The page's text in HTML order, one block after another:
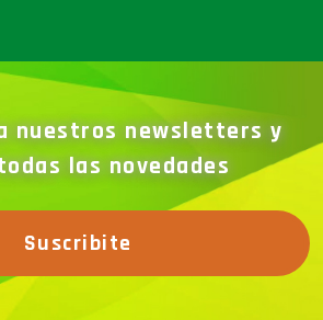
nuestros newsletters y
las novedades
Suscribite